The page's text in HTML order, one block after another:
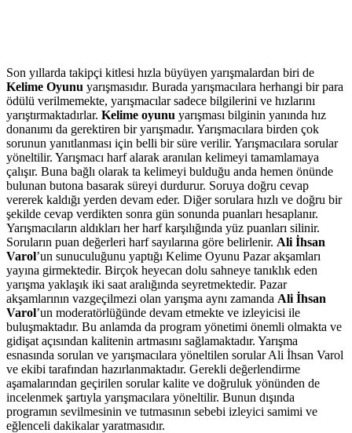
Son yıllarda takipçi kitlesi hızla büyüyen yarışmalardan biri de
Kelime Oyunu yarışmasıdır. Burada yarışmacılara herhangi bir para
ödülü verilmemekte, yarışmacılar sadece bilgilerini ve hızlarını
yarıştırmaktadırlar. Kelime oyunu yarışması bilginin yanında hız
donanımı da gerektiren bir yarışmadır. Yarışmacılara birden çok
sorunun yanıtlanması için belli bir süre verilir. Yarışmacılara sorular
yöneltilir. Yarışmacı harf alarak aranılan kelimeyi tamamlamaya
çalışır. Buna bağlı olarak ta kelimeyi bulduğu anda hemen önünde
bulunan butona basarak süreyi durdurur. Soruya doğru cevap
vererek kaldığı yerden devam eder. Diğer sorulara hızlı ve doğru bir
şekilde cevap verdikten sonra gün sonunda puanları hesaplanır.
Yarışmacıların aldıkları her harf karşılığında yüz puanları silinir.
Soruların puan değerleri harf sayılarına göre belirlenir. Ali İhsan
Varol’un sunuculuğunu yaptığı Kelime Oyunu Pazar akşamları
yayına girmektedir. Birçok heyecan dolu sahneye tanıklık eden
yarışma yaklaşık iki saat aralığında seyretmektedir. Pazar
akşamlarının vazgeçilmezi olan yarışma aynı zamanda Ali İhsan
Varol’un moderatörlüğünde devam etmekte ve izleyicisi ile
buluşmaktadır. Bu anlamda da program yönetimi önemli olmakta ve
gidişat açısından kalitenin artmasını sağlamaktadır. Yarışma
esnasında sorulan ve yarışmacılara yöneltilen sorular Ali İhsan Varol
ve ekibi tarafından hazırlanmaktadır. Gerekli değerlendirme
aşamalarından geçirilen sorular kalite ve doğruluk yönünden de
incelenmek şartıyla yarışmacılara yöneltilir. Bunun dışında
programın sevilmesinin ve tutmasının sebebi izleyici samimi ve
eğlenceli dakikalar yaratmasıdır.